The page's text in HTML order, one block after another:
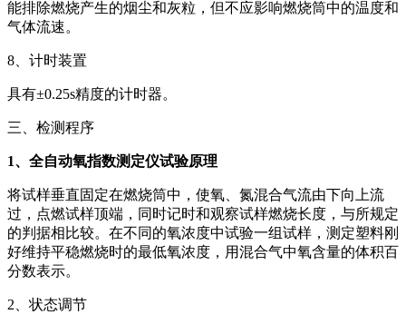
能排除燃烧产生的烟尘和灰粒，但不应影响燃烧筒中的温度和
气体流速。
8、计时装置
具有±0.25s精度的计时器。
三、检测程序
1、 全自动氧指数测定仪试验原理
将试样垂直固定在燃烧筒中，使氧、氮混合气流由下向上流
过，点燃试样顶端，同时记时和观察试样燃烧长度，与所规定
的判据相比较。在不同的氧浓度中试验一组试样，测定塑料刚
好维持平稳燃烧时的最低氧浓度，用混合气中氧含量的体积百
分数表示。
2、状态调节